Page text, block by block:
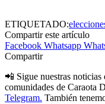
ETIQUETADO:
Compartir este artículo
Facebook Whatsapp
Compartir
📲 Sigue nuestras
comunidades de Caraota
Telegram. También